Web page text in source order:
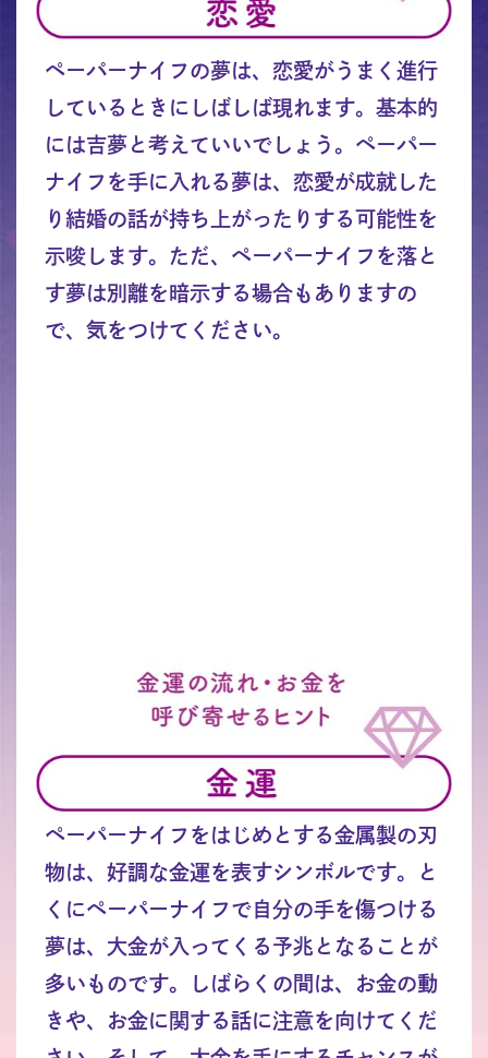
ペーパーナイフの夢は、恋愛がうまく進行
しているときにしばしば現れます。基本的
には吉夢と考えていいでしょう。ペーパー
ナイフを手に入れる夢は、恋愛が成就した
り結婚の話が持ち上がったりする可能性を
示唆します。ただ、ペーパーナイフを落と
す夢は別離を暗示する場合もありますの
で、気をつけてください。
ペーパーナイフをはじめとする金属製の刃
物は、好調な金運を表すシンボルです。と
くにペーパーナイフで自分の手を傷つける
夢は、大金が入ってくる予兆となることが
多いものです。しばらくの間は、お金の動
きや、お金に関する話に注意を向けてくだ